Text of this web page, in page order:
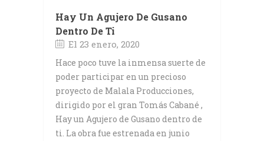
Hay Un Agujero De Gusano
Dentro De Ti
El 23 enero, 2020
Hace poco tuve la inmensa suerte de
poder participar en un precioso
proyecto de Malala Producciones,
dirigido por el gran Tomás Cabané ,
Hay un Agujero de Gusano dentro de
ti. La obra fue estrenada en junio